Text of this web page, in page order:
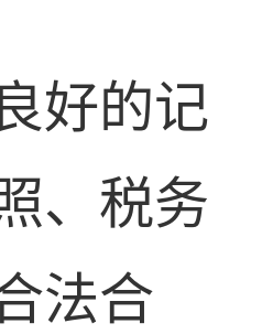
好的记
、税务
法合